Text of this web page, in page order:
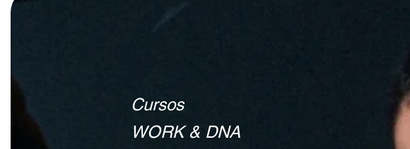
Cursos
WORK & DNA